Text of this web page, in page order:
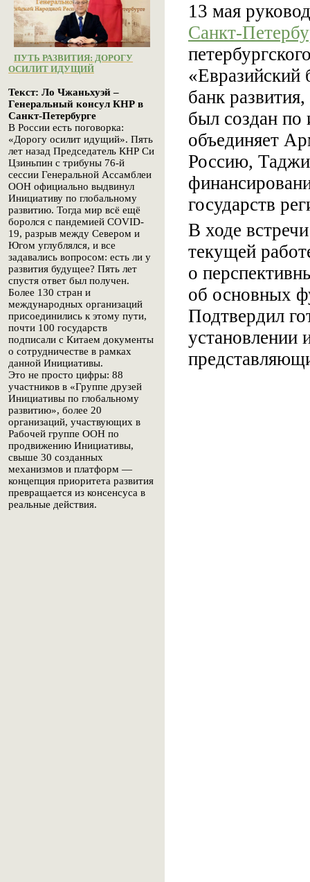
ПУТЬ РАЗВИТИЯ: ДОРОГУ
ОСИЛИТ ИДУЩИЙ
Текст: Ло Чжаньхуэй –
Генеральный консул КНР в
Санкт-Петербурге
В России есть поговорка:
«Дорогу осилит идущий». Пять
лет назад Председатель КНР Си
Цзиньпин с трибуны 76-й
сессии Генеральной Ассамблеи
ООН официально выдвинул
Инициативу по глобальному
развитию. Тогда мир всё ещё
боролся с пандемией COVID-
19, разрыв между Севером и
Югом углублялся, и все
задавались вопросом: есть ли у
развития будущее? Пять лет
спустя ответ был получен.
Более 130 стран и
международных организаций
присоединились к этому пути,
почти 100 государств
подписали с Китаем документы
о сотрудничестве в рамках
данной Инициативы.
Это не просто цифры: 88
участников в «Группе друзей
Инициативы по глобальному
развитию», более 20
организаций, участвующих в
Рабочей группе ООН по
продвижению Инициативы,
свыше 30 созданных
механизмов и платформ —
концепция приоритета развития
превращается из консенсуса в
реальные действия.
13 мая
Санкт-
банк
был создан по
объединяет
Россию,
государств
В ходе
текущей
о
об основных
Подтвердил
установлении